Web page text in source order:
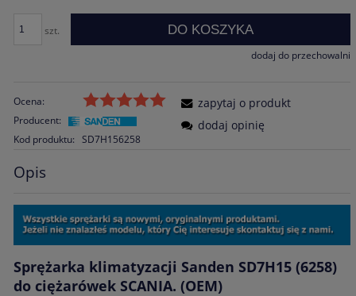
szt. DO KOSZYKA
dodaj do przechowalni
Ocena:
Producent:
Kod produktu: SD7H156258
zapytaj o produkt
dodaj opinię
Opis
Sprężarka klimatyzacji Sanden SD7H15 (6258)
do ciężarówek SCANIA. (OEM)